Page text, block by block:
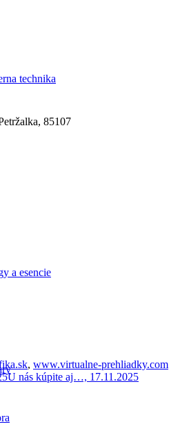
technika
a esencie
85107
, www.virtualne-prehliadky.com
U nás kúpite aj…, 17.11.2025